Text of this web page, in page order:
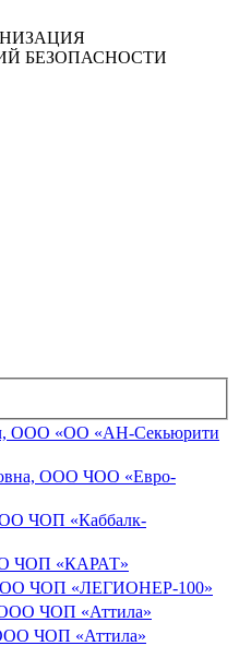
БЕЗОПАСНОСТИ
ООО «ОО «АН-Секьюрити
ООО ЧОО «Евро-
ЧОП «Каббалк-
ЧОП «КАРАТ»
ООО ЧОП «ЛЕГИОНЕР-100»
ЧОП «Аттила»
ЧОП «Аттила»